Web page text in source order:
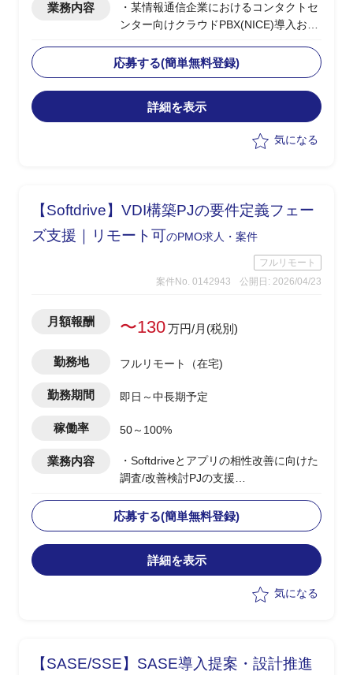
業務内容
・某情報通信企業におけるコンタクトセ
ンター向けクラウドPBX(NICE)導入およ
・コンタクトセンター基盤導入の上流提
案から実装までの推進
・顧客への提案活動を通じた案件創出お
よび案件獲得のリード
理を行いながらPJ推進を実施
応募する(簡単無料登録)
詳細を表示
気になる
【Softdrive】VDI構築PJの要件定義フェー
ズ支援｜リモート可のPMO求人・案件
フルリモート
案件No. 0142943
公開日: 2026/04/23
月額報酬 〜130万円/月(税別)
勤務地 フルリモート（在宅)
勤務期間 即日～中長期予定
稼働率 50～100%
業務内容
・Softdriveとアプリの相性改善に向けた
調査/改善検討PJの支援
を踏まえた改善策の検討と要件整理を担
当
・Softdrive領域における技術的な理解を
もとに、各種ステークホルダーとの調整
・手探り状態の中で主導的に改善案を提
応募する(簡単無料登録)
詳細を表示
気になる
【SASE/SSE】SASE導入提案・設計推進